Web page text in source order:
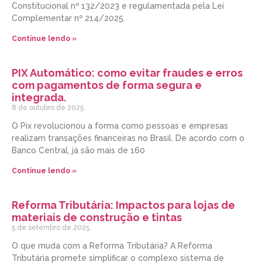
Constitucional nº 132/2023 e regulamentada pela Lei
Complementar nº 214/2025.
Continue lendo »
PIX Automático: como evitar fraudes e erros
com pagamentos de forma segura e
integrada.
8 de outubro de 2025
O Pix revolucionou a forma como pessoas e empresas
realizam transações financeiras no Brasil. De acordo com o
Banco Central, já são mais de 160
Continue lendo »
Reforma Tributária: Impactos para lojas de
materiais de construção e tintas
5 de setembro de 2025
O que muda com a Reforma Tributária? A Reforma
Tributária promete simplificar o complexo sistema de